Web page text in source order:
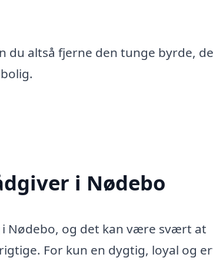
du altså fjerne den tunge byrde,
i Nødebo
Nødebo, og det kan være svært at
For kun en dygtig, loyal og